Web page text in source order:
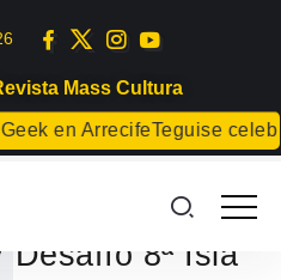
Mass Cultura
en ArrecifeTeguise
del plazo
la modalidad
Desafío 8ª Isla